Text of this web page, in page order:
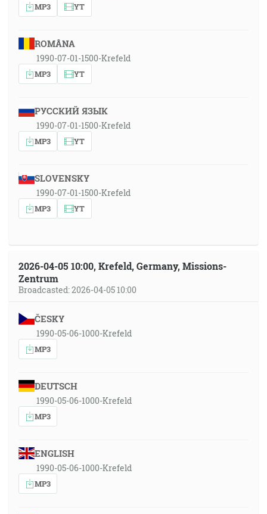
MP3 YT
ROMÂNA
1990-07-01-1500-Krefeld
MP3 YT
РУССКИЙ ЯЗЫК
1990-07-01-1500-Krefeld
MP3 YT
SLOVENSKY
1990-07-01-1500-Krefeld
MP3 YT
2026-04-05 10:00, Krefeld, Germany, Missions-
Zentrum
Broadcasted: 2026-04-05 10:00
ČESKY
1990-05-06-1000-Krefeld
MP3
DEUTSCH
1990-05-06-1000-Krefeld
MP3
ENGLISH
1990-05-06-1000-Krefeld
MP3